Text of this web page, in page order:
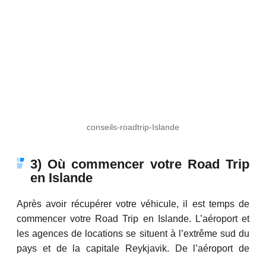
conseils-roadtrip-Islande
3) Où commencer votre Road Trip
en Islande
Après avoir récupérer votre véhicule, il est temps de
commencer votre Road Trip en Islande. L’aéroport et
les agences de locations se situent à l’extrême sud du
pays et de la capitale Reykjavik. De l’aéroport de